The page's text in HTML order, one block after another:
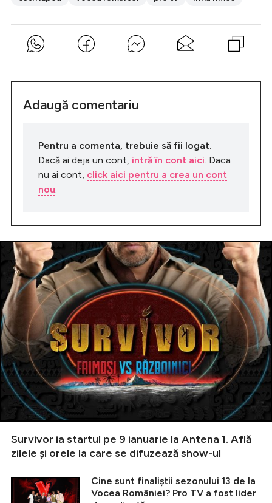
Adaugă comentariu
Pentru a comenta, trebuie să fii logat.
Dacă ai deja un cont, intră în cont aici . Daca
nu ai cont, click aici pentru a crea un cont
nou
Survivor ia startul pe 9 ianuarie la Antena 1. Află
zilele și orele la care se difuzează show-ul
Cine sunt finaliștii sezonului 13 de la
Vocea României? Pro TV a fost lider